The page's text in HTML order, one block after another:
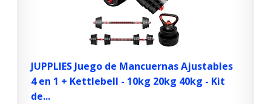
JUPPLIES Juego de Mancuernas Ajustables
4 en 1 + Kettlebell - 10kg 20kg 40kg - Kit
de...